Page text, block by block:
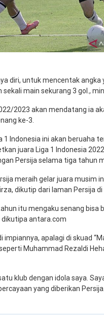
diri, untuk mencentak angka
sekali main sekurang 3 gol.,
2023 akan mendatang ia
ke-3.
1 Indonesia ini akan beruaha
juara Liga 1 Indonesia
Persija selama tiga tahun
meraih gelar juara musim
dikutip dari laman Persija
itu mengaku senang bisa
dikutipa antara.com
apalagi di skuad
Muhammad Rezaldi
klub dengan idola saya.
yang diberikan Persija.